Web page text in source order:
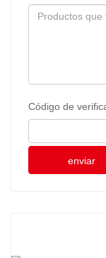
Código de
enviar